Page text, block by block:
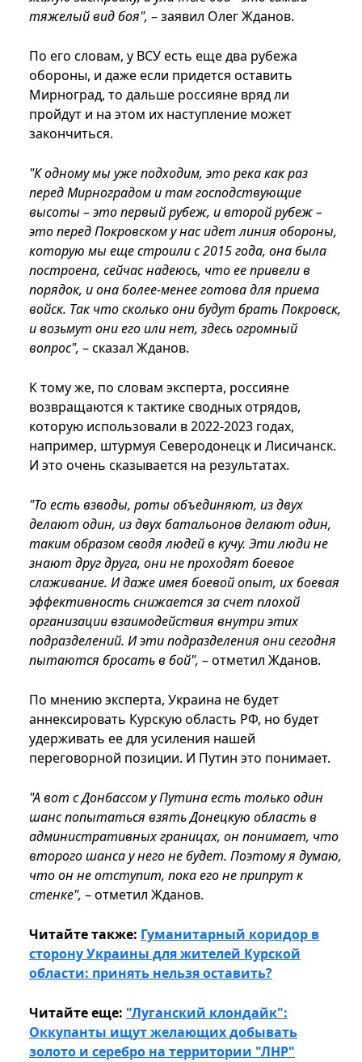
тяжелый вид боя", – заявил Олег Жданов.
По его словам, у ВСУ есть еще два рубежа
обороны, и даже если придется оставить
Мирноград, то дальше россияне вряд ли
пройдут и на этом их наступление может
закончиться.
"К одному мы уже подходим, это река как раз
перед Мирноградом и там господствующие
высоты – это первый рубеж, и второй рубеж –
это перед Покровском у нас идет линия обороны,
которую мы еще строили с 2015 года, она была
построена, сейчас надеюсь, что ее привели в
порядок, и она более-менее готова для приема
войск. Так что сколько они будут брать Покровск,
и возьмут они его или нет, здесь огромный
вопрос", – сказал Жданов.
К тому же, по словам эксперта, россияне
возвращаются к тактике сводных отрядов,
которую использовали в 2022-2023 годах,
например, штурмуя Северодонецк и Лисичанск.
И это очень сказывается на результатах.
"То есть взводы, роты объединяют, из двух
делают один, из двух батальонов делают один,
таким образом сводя людей в кучу. Эти люди не
знают друг друга, они не проходят боевое
слаживание. И даже имея боевой опыт, их боевая
эффективность снижается за счет плохой
организации взаимодействия внутри этих
подразделений. И эти подразделения они сегодня
пытаются бросать в бой", – отметил Жданов.
По мнению эксперта, Украина не будет
аннексировать Курскую область РФ, но будет
удерживать ее для усиления нашей
переговорной позиции. И Путин это понимает.
"А вот с Донбассом у Путина есть только один
шанс попытаться взять Донецкую область в
административных границах, он понимает, что
второго шанса у него не будет. Поэтому я думаю,
что он не отступит, пока его не припрут к
стенке", – отметил Жданов.
Читайте также: Гуманитарный коридор в
сторону Украины для жителей Курской
области: принять нельзя оставить?
Читайте еще: "Луганский клондайк":
Оккупанты ищут желающих добывать
золото и серебро на территории "ЛНР"